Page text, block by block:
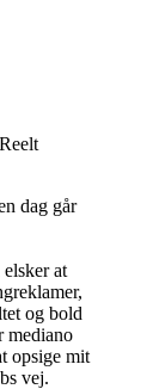
dag går
at
og bold
mediano
opsige mit
vej.